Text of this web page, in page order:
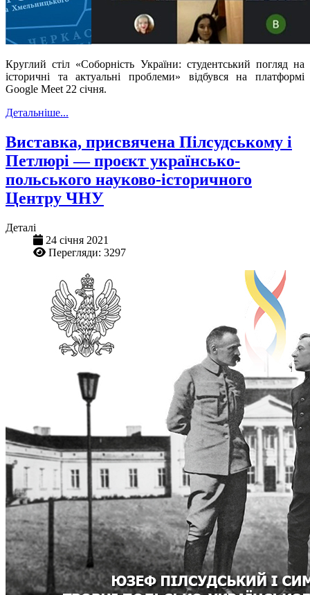
Круглий стіл «Соборність України: студентський погляд на
історичні та актуальні проблеми» відбувся на платформі
Google Meet 22 січня.
Детальніше...
Виставка, присвячена Пілсудському і
Петлюрі — проєкт українсько-
польського науково-історичного
Центру ЧНУ
Деталі
24 січня 2021
Перегляди: 3297